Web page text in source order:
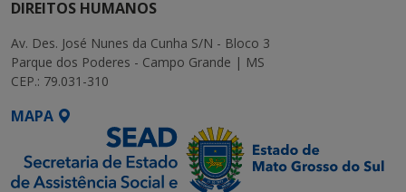
DIREITOS HUMANOS
Av. Des. José Nunes da Cunha S/N - Bloco 3
Parque dos Poderes - Campo Grande | MS
CEP.: 79.031-310
MAPA